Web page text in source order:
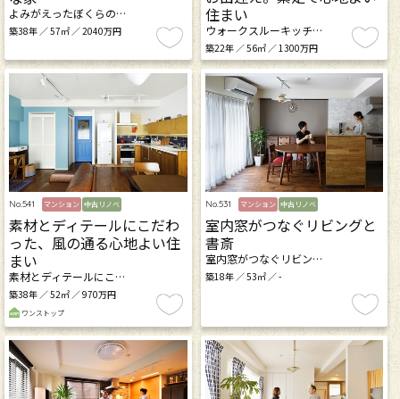
よみがえったぼくらの…
築38年 ／ 57㎡ ／ 2040万円
住まい
ウォークスルーキッチ…
築22年 ／ 56㎡ ／ 1300万円
No.541 マンション 中古リノベ
素材とディテールにこだわ
った、風の通る心地よい住
まい
素材とディテールにこ…
築38年 ／ 52㎡ ／ 970万円
ワンストップ
No.531 マンション 中古リノベ
室内窓がつなぐリビングと
書斎
室内窓がつなぐリビン…
築18年 ／ 53㎡ ／ -